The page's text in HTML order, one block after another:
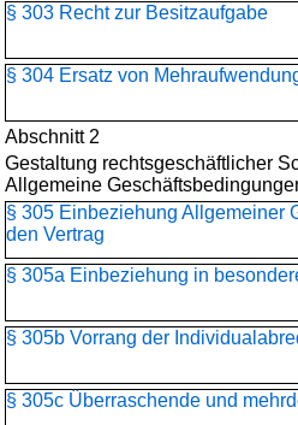
§ 303 Recht zur Besitzaufgabe
§ 304 Ersatz von
Abschnitt 2
Gestaltung rechtsgeschäftlicher
Allgemeine
§ 305 Einbeziehung Allgemeiner
den Vertrag
§ 305a Einbeziehung in
§ 305b Vorrang der
§ 305c Überraschende und